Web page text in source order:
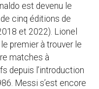
est devenu le
cinq éditions de
et 2022). Lionel
premier à trouver le
matches à
depuis l’introduction
Messi s’est encore